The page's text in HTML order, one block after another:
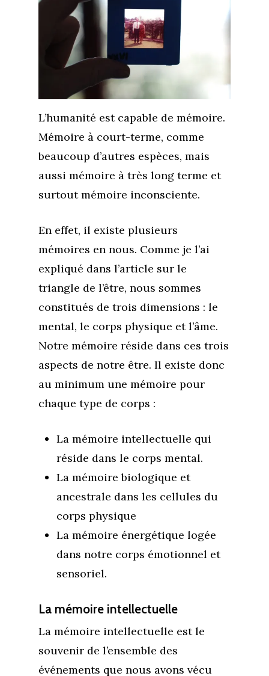
L’humanité est capable de mémoire.
Mémoire à court-terme, comme
beaucoup d’autres espèces, mais
aussi mémoire à très long terme et
surtout mémoire inconsciente.
En effet, il existe plusieurs
mémoires en nous. Comme je l’ai
expliqué dans l’article sur le
triangle de l’être, nous sommes
constitués de trois dimensions : le
mental, le corps physique et l’âme.
Notre mémoire réside dans ces trois
aspects de notre être. Il existe donc
au minimum une mémoire pour
chaque type de corps :
La mémoire intellectuelle qui
réside dans le corps mental.
La mémoire biologique et
ancestrale dans les cellules du
corps physique
La mémoire énergétique logée
dans notre corps émotionnel et
sensoriel.
La mémoire intellectuelle
La mémoire intellectuelle est le
souvenir de l’ensemble des
événements que nous avons vécu